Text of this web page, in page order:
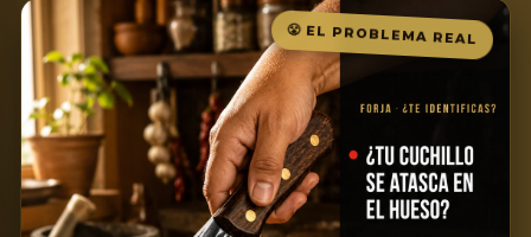
😤 EL PROBLEMA REAL